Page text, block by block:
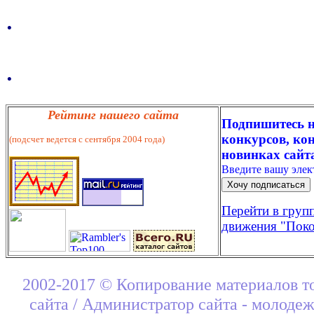
.
.
Рейтинг нашего сайта
(подсчет ведется с сентября 2004 года)
Подпишитесь
конкурсов,
новинках
Введите вашу
Перейти в
движения
2002-2017 © Копирование материалов
сайта / Администратор сайта -